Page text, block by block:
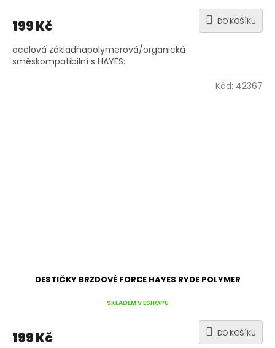
199 Kč DO KOŠÍKU
ocelová základnapolymerová/organická
směskompatibilní s HAYES:
DESTIČKY BRZDOVÉ FORCE HAYES RYDE POLYMER
SKLADEM V ESHOPU
199 Kč DO KOŠÍKU
Kód: 42367